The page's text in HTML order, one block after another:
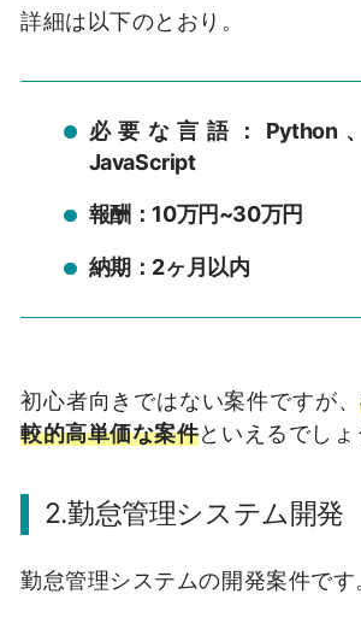
詳細は以下のとおり。
必要な言語：Python、
JavaScript
報酬：10万円~30万円
納期：2ヶ月以内
初心者向きではない案件ですが、
較的高単価な案件といえるでしょ
2.勤怠管理システム開発
勤怠管理システムの開発案件です